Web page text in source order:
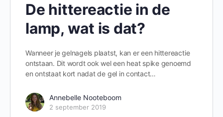
De hittereactie in de
lamp, wat is dat?
Wanneer je gelnagels plaatst, kan er een hittereactie
ontstaan. Dit wordt ook wel een heat spike genoemd
en ontstaat kort nadat de gel in contact…
Annebelle Nooteboom
2 september 2019